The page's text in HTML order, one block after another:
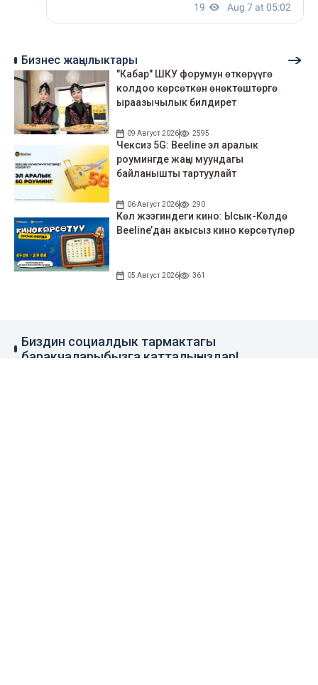
Бизнес жаңылыктары
"Кабар" ШКУ форумун өткөрүүгө
колдоо көрсөткөн өнөктөштөргө
ыраазычылык билдирет
09 Август 2026 2595
Чексиз 5G: Beeline эл аралык
роумингде жаңы муундагы
байланышты тартуулайт
06 Август 2026 290
Көл жээгиндеги кино: Ысык-Көлдө
Beeline’дан акысыз кино көрсөтүлөр
05 Август 2026 361
Биздин социалдык тармактагы
баракчаларыбызга катталыңыздар!